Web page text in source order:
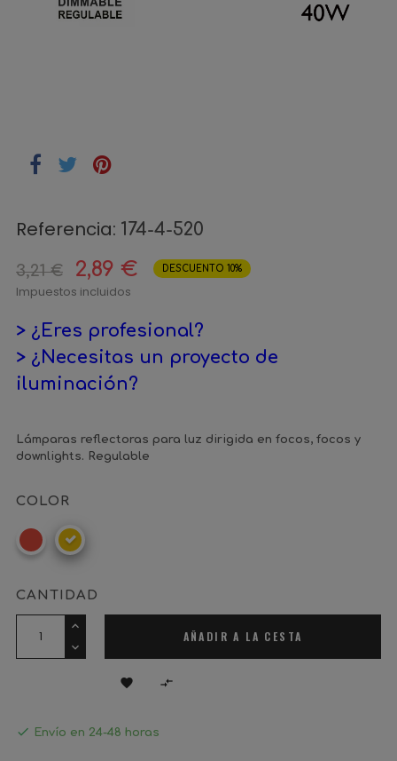
Referencia: 174-4-520
3,21 € 2,89 € DESCUENTO 10%
Impuestos incluidos
> ¿Eres profesional?
> ¿Necesitas un proyecto de
iluminación?
Lámparas reflectoras para luz dirigida en focos, focos y
downlights. Regulable
COLOR
Rojo Amarillo
CANTIDAD
AÑADIR A LA CESTA
 
 Envío en 24-48 horas